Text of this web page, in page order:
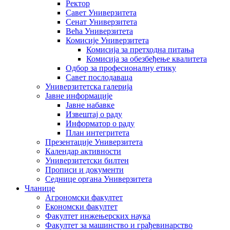
Ректор
Савет Универзитета
Сенат Универзитета
Већа Универзитета
Комисије Универзитета
Комисија за претходна питања
Комисија за обезбеђење квалитета
Одбор за професионалну етику
Савет послодаваца
Универзитетска галерија
Јавне информације
Јавне набавке
Извештај о раду
Информатор о раду
План интегритета
Презентације Универзитета
Календар активности
Универзитетски билтен
Прописи и документи
Седнице органа Универзитета
Чланице
Агрономски факултет
Економски факултет
Факултет инжењерских наука
Факултет за машинство и грађевинарство